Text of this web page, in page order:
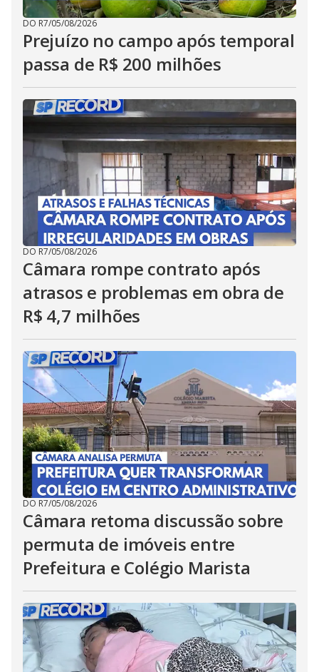
DO R7/05/08/2026
Prejuízo no campo após temporal
passa de R$ 200 milhões
DO R7/05/08/2026
Câmara rompe contrato após
atrasos e problemas em obra de
R$ 4,7 milhões
DO R7/05/08/2026
Câmara retoma discussão sobre
permuta de imóveis entre
Prefeitura e Colégio Marista